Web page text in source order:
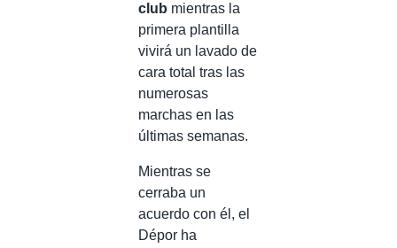
club mientras la
primera plantilla
vivirá un lavado de
cara total tras las
numerosas
marchas en las
últimas semanas.
Mientras se
cerraba un
acuerdo con él, el
Dépor ha